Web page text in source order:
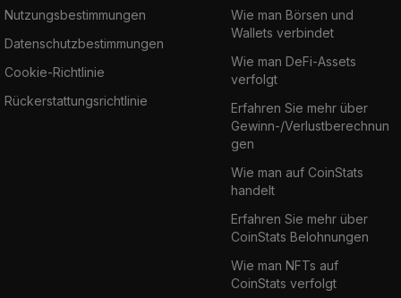
Nutzungsbestimmungen
Datenschutzbestimmungen
Cookie-Richtlinie
Rückerstattungsrichtlinie
Wie man Börsen und
Wallets verbindet
Wie man DeFi-Assets
verfolgt
Erfahren Sie mehr über
Gewinn-/Verlustberechnun
gen
Wie man auf CoinStats
handelt
Erfahren Sie mehr über
CoinStats Belohnungen
Wie man NFTs auf
CoinStats verfolgt